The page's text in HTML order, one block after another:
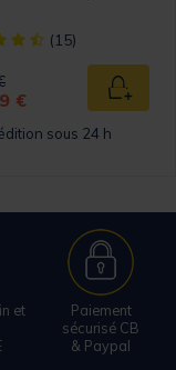
Object] out of 5
(15)
from
to
€
sous 24 h
et
Paiement
sécurisé CB
& Paypal